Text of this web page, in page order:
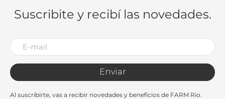
Suscribite y recibí las novedades.
Enviar
Al suscribirte, vas a recibir novedades y beneficios de FARM Rio.